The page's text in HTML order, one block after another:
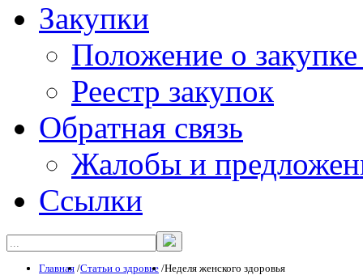
Закупки
Положение о
Реестр закупок
Обратная связь
Жалобы и
Ссылки
Главная /Статьи о здровье /Неделя женского здоровья